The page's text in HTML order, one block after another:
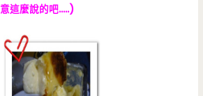
這麼說的吧…..)